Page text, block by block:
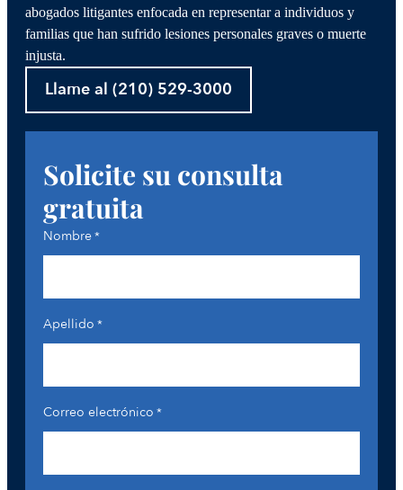
abogados litigantes enfocada en representar a individuos y
familias que han sufrido lesiones personales graves o muerte
injusta.
Llame al (210) 529-3000
Solicite su consulta
gratuita
Nombre*
Apellido *
Correo electrónico *